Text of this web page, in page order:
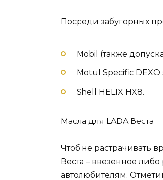
Посреди забугорных
Mobil (также
Motul Specific DEXO
Shell HELIX HX8.
Масла для LADA Веста
Чтоб не растрачивать
Веста – ввезенное
автолюбителям.